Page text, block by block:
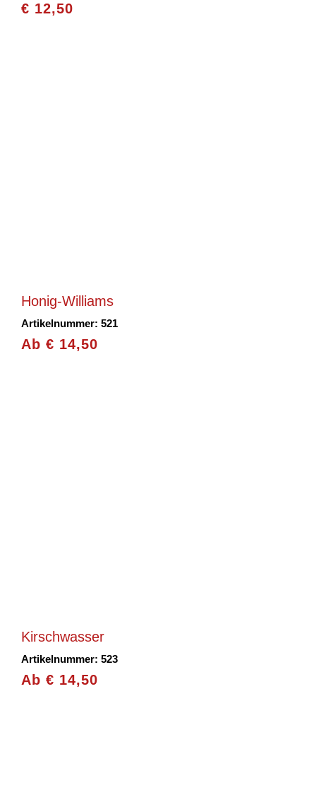
€ 12,50
Honig-Williams
Artikelnummer: 521
Ab € 14,50
Kirschwasser
Artikelnummer: 523
Ab € 14,50